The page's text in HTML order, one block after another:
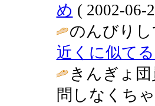
め ( 2002-06-
のんびり
近くに似て
きんぎょ
問しなくち